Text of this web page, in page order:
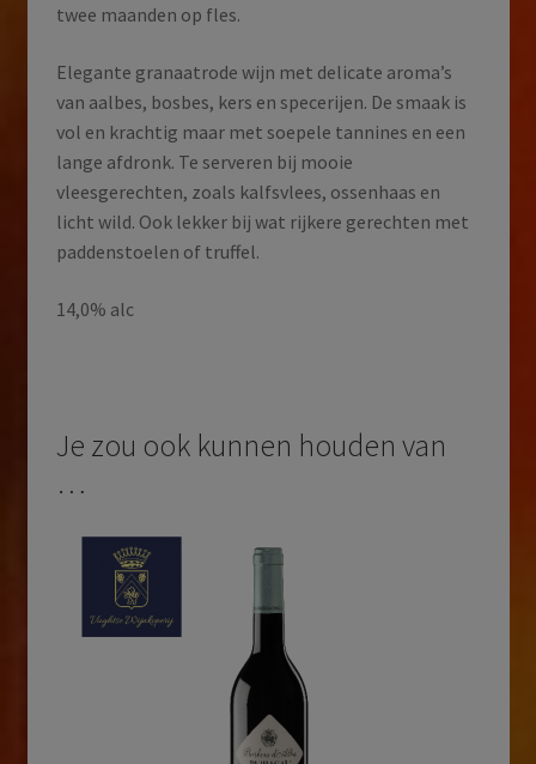
twee maanden op fles.
Elegante granaatrode wijn met delicate aroma’s
van aalbes, bosbes, kers en specerijen. De smaak is
vol en krachtig maar met soepele tannines en een
lange afdronk. Te serveren bij mooie
vleesgerechten, zoals kalfsvlees, ossenhaas en
licht wild. Ook lekker bij wat rijkere gerechten met
paddenstoelen of truffel.
14,0% alc
Je zou ook kunnen houden van
…